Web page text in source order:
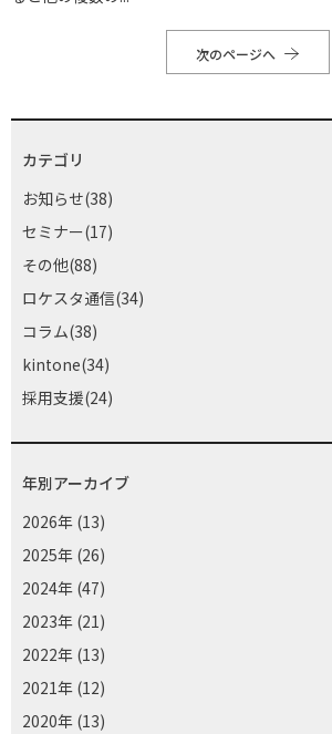
次のページへ
カテゴリ
お知らせ(38)
セミナー(17)
その他(88)
ロケスタ通信(34)
コラム(38)
kintone(34)
採用支援(24)
年別アーカイブ
2026年 (13)
2025年 (26)
2024年 (47)
2023年 (21)
2022年 (13)
2021年 (12)
2020年 (13)